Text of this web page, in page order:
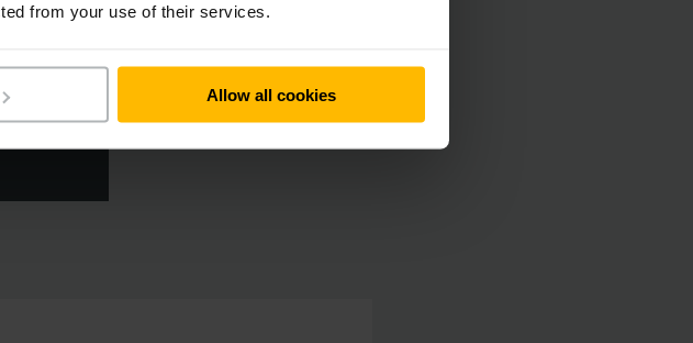
from your use of their services.
Allow all cookies
用于24V,48V和80V多种工况